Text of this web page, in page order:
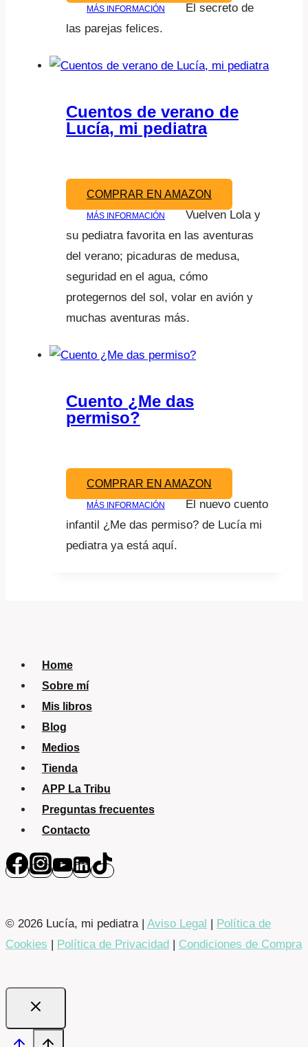
MÁS INFORMACIÓN
El secreto de
las parejas felices.
Cuentos de verano de
Lucía, mi pediatra
COMPRAR EN AMAZON
MÁS INFORMACIÓN
Vuelven Lola y
su pediatra favorita en las aventuras
del verano; picaduras de medusa,
seguridad en el agua, cómo
protegernos del sol, volar en avión y
muchas aventuras más.
Cuento ¿Me das
permiso?
COMPRAR EN AMAZON
MÁS INFORMACIÓN
El nuevo cuento
infantil ¿Me das permiso? de Lucía mi
pediatra ya está aquí.
Home
Sobre mí
Mis libros
Blog
Medios
Tienda
APP La Tribu
Preguntas frecuentes
Contacto
© 2026 Lucía, mi pediatra | Aviso Legal | Política de
Cookies | Política de Privacidad | Condiciones de Compra